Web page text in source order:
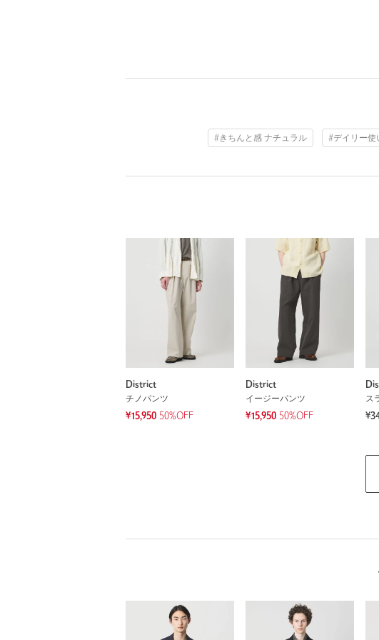
#きちんと感 ナチュラル #デイリー使
District
チノパンツ
¥15,950 50%OFF
District
イージーパンツ
¥15,950 50%OFF
ス